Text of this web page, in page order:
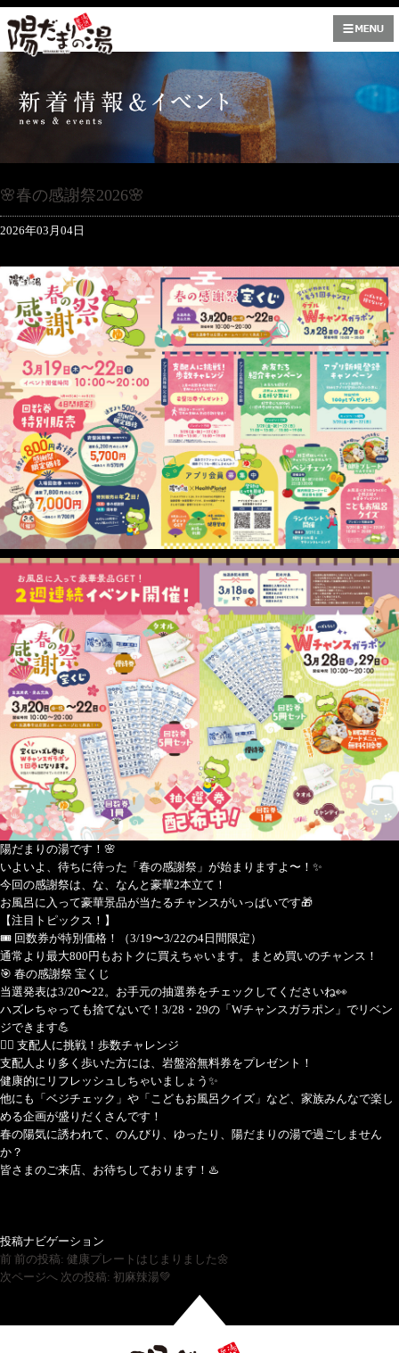
🌸春の感謝祭2026🌸
2026年03月04日
陽だまりの湯です！🌸
いよいよ、待ちに待った「春の感謝祭」が始まりますよ〜！✨
今回の感謝祭は、な、なんと豪華2本立て！
お風呂に入って豪華景品が当たるチャンスがいっぱいです🎁
【注目トピックス！】
🎟 回数券が特別価格！（3/19〜3/22の4日間限定）
通常より最大800円もおトクに買えちゃいます。まとめ買いのチャンス！
🎯 春の感謝祭 宝くじ
当選発表は3/20〜22。お手元の抽選券をチェックしてくださいね👀
ハズレちゃっても捨てないで！3/28・29の「Wチャンスガラポン」でリベン
ジできます💪
🏃‍♂️ 支配人に挑戦！歩数チャレンジ
支配人より多く歩いた方には、岩盤浴無料券をプレゼント！
健康的にリフレッシュしちゃいましょう✨
他にも「ベジチェック」や「こどもお風呂クイズ」など、家族みんなで楽し
める企画が盛りだくさんです！
春の陽気に誘われて、のんびり、ゆったり、陽だまりの湯で過ごしません
か？
皆さまのご来店、お待ちしております！♨️
投稿ナビゲーション
前 前の投稿: 健康プレートはじまりました🌼
次ページへ 次の投稿: 初麻辣湯💚